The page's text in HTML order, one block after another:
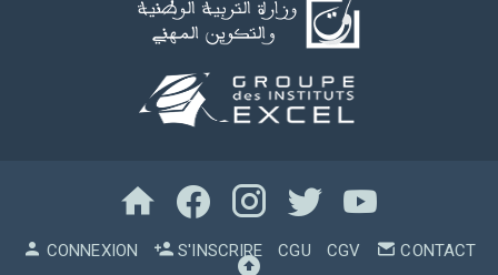
CONNEXION S'INSCRIRE CGU CGV CONTACT